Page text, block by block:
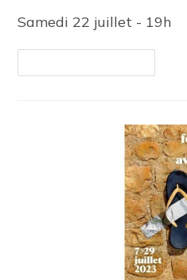
Samedi 22 juillet - 19h